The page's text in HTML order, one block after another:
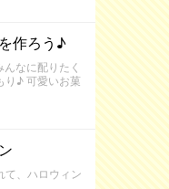
作ろう♪
なに配りたく
り♪ 可愛いお菓
て、ハロウィン